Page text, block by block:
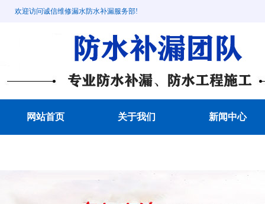
欢迎访问诚信维修漏水防水补漏服务部!
网站首页 关于我们 新闻中心